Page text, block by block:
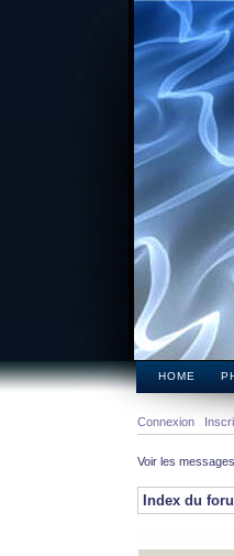
HOME
Connexion
Voir les
Index du